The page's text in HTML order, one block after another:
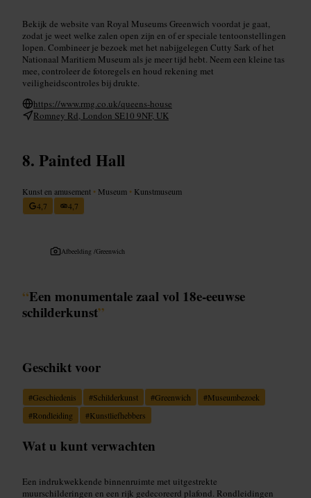
Bekijk de website van Royal Museums Greenwich voordat je gaat,
zodat je weet welke zalen open zijn en of er speciale tentoonstellingen
lopen. Combineer je bezoek met het nabijgelegen Cutty Sark of het
Nationaal Maritiem Museum als je meer tijd hebt. Neem een kleine tas
mee, controleer de fotoregels en houd rekening met
veiligheidscontroles bij drukte.
https://www.rmg.co.uk/queens-house
Romney Rd, London SE10 9NF, UK
Painted Hall
Kunst en amusement • Museum • Kunstmuseum
4,7
4,7
Afbeelding /Greenwich
“Een monumentale zaal vol 18e‑eeuwse
schilderkunst”
Geschikt voor
#Geschiedenis #Schilderkunst #Greenwich #Museumbezoek
#Rondleiding #Kunstliefhebbers
Wat u kunt verwachten
Een indrukwekkende binnenruimte met uitgestrekte
muurschilderingen en een rijk gedecoreerd plafond. Rondleidingen